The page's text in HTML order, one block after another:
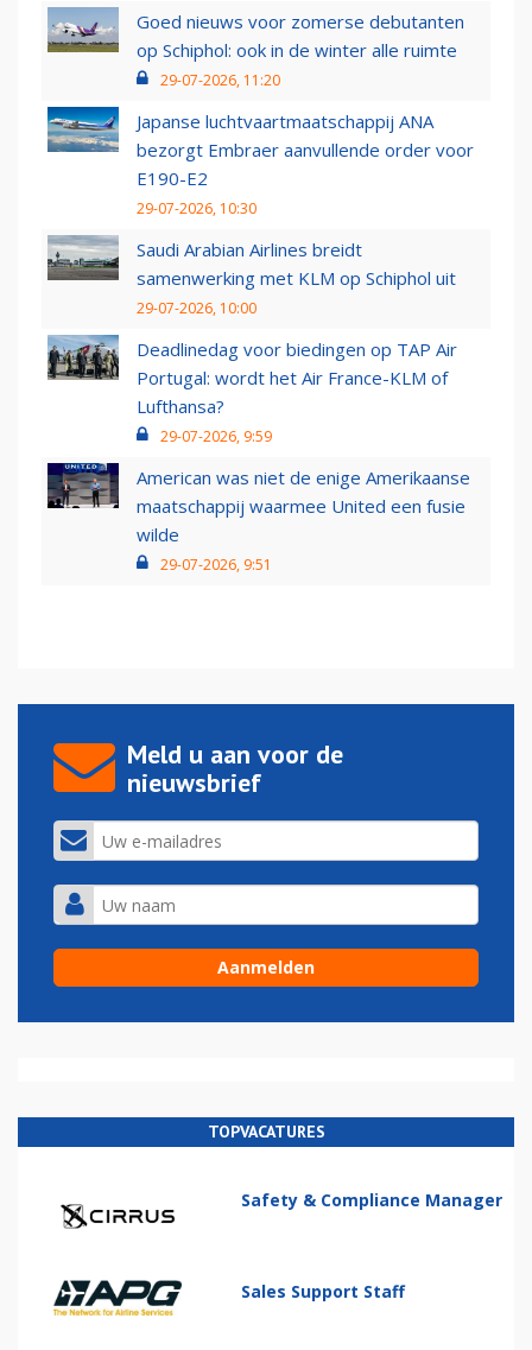
Goed nieuws voor zomerse debutanten
op Schiphol: ook in de winter alle ruimte
29-07-2026, 11:20
Japanse luchtvaartmaatschappij ANA
bezorgt Embraer aanvullende order voor
E190-E2
29-07-2026, 10:30
Saudi Arabian Airlines breidt
samenwerking met KLM op Schiphol uit
29-07-2026, 10:00
Deadlinedag voor biedingen op TAP Air
Portugal: wordt het Air France-KLM of
Lufthansa?
29-07-2026, 9:59
American was niet de enige Amerikaanse
maatschappij waarmee United een fusie
wilde
29-07-2026, 9:51
Meld u aan voor de
nieuwsbrief
TOPVACATURES
Safety & Compliance Manager
Sales Support Staff